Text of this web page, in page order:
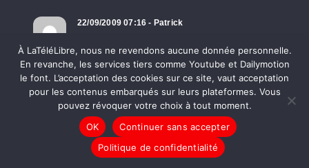
22/09/2009 07:16 - Patrick
j'accuse) http://www.agoravox.fr/tribune-
libre/article/j-accuse-61862
22/09/2009 00:24 - Emile
J’accuse ! J’accuse la république de favoriser
l’accès au pouvoir aux lobbies, en obligeant
À LaTéléLibre, nous ne revendons aucune donnée personnelle.
En revanche, les services tiers comme Youtube et Dailymotion
le font. L’acceptation des cookies sur ce site, vaut acceptation
pour les contenus embarqués sur leurs plateformes. Vous
pouvez révoquer votre choix à tout moment.
OK
Continuer sans accepter
Politique de confidentialité